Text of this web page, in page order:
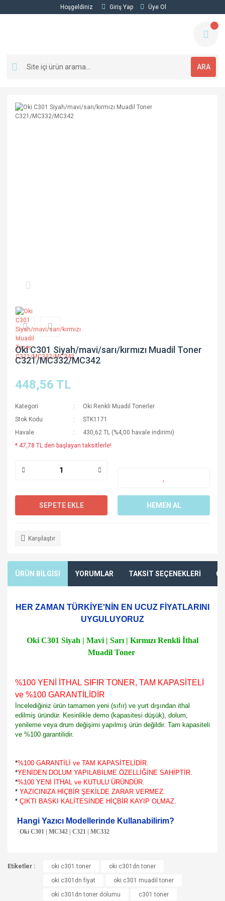
Hoşgeldiniz Giriş Yap Üye Ol
ARA
Oki C301 Siyah/mavi/sarı/kırmızı Muadil Toner
C321/MC332/MC342
448,56 TL
Kategori
Oki Renkli Muadil Tonerler
Stok Kodu
STK1171
Havale
430,62 TL (%4,00 havale indirimi)
* 47,78 TL den başlayan taksitlerle!
SEPETE EKLE HEMEN AL
Karşılaştır
ÜRÜN BİLGİSİ YORUMLAR TAKSİT SEÇENEKLERİ
HER ZAMAN TÜRKİYE'NİN EN UCUZ FİYATLARINI
UYGULUYORUZ
Oki C301 Siyah | Mavi | Sarı | Kırmızı Renkli İthal
Muadil Toner
%100 YENİ İTHAL SIFIR TONER, TAM KAPASİTELİ
ve %100 GARANTİLİDİR
İncelediğiniz ürün tamamen yeni (sıfır) ve yurt dışından ithal
edilmiş üründür. Kesinlikle demo (kapasitesi düşük), dolum,
yenileme veya drum değişimi yapılmış ürün değildir. Tam kapasiteli
ve %100 garantilidir.
*%100 GARANTİLİ ve TAM KAPASİTELİDİR.
*YENİDEN DOLUM YAPILABİLME ÖZELLİĞİNE SAHİPTİR.
*%100 YENİ İTHAL ve KUTULU ÜRÜNDÜR.
* YAZICINIZA HİÇBİR ŞEKİLDE ZARAR VERMEZ.
* ÇIKTI BASKI KALİTESİNDE HİÇBİR KAYIP OLMAZ.
Hangi Yazıcı Modellerinde Kullanabilirim?
Oki C301 | MC342 | C321 | MC332
konularda yetersiz gördüğünüz noktaları öneri formunu
kullanarak tarafımıza iletebilirsiniz.
Görüş ve önerileriniz için teşekkür ederiz.
Etiketler : oki c301 toner
oki c301dn toner
oki c301dn fiyat
oki c301 muadil toner
oki c301dn toner dolumu
c301 toner